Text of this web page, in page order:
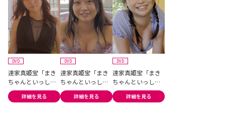
DVD
達家真姫宝「まき
ちゃんといっしょ
♡」＃3
詳細を見る
DVD
達家真姫宝「まき
ちゃんといっしょ
♡」＃2
詳細を見る
DVD
達家真姫宝「まき
ちゃんといっしょ
♡」＃1
詳細を見る